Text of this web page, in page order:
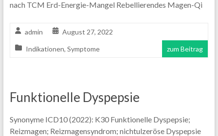
nach TCM Erd-Energie-Mangel Rebellierendes Magen-Qi
admin August 27, 2022
Indikationen, Symptome zum Beitrag
Funktionelle Dyspepsie
Synonyme ICD10 (2022): K30 Funktionelle Dyspepsie;
Reizmagen; Reizmagensyndrom; nichtulzeröse Dyspepsie